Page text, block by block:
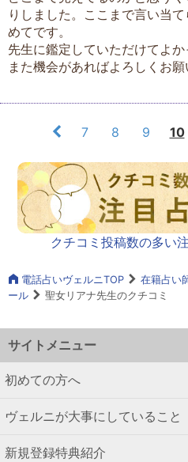
りしました。ここまで言い当
めてです。
先生に鑑定していただけてよか
また機会があればよろしくお願
7 8 9 10
クチコミ投稿数の多い
電話占いヴェルニTOP 在籍占い
ール
聖女リアナ先生のクチコミ
サイトメニュー
初めての方へ
ヴェルニが大事にしていること
新規登録特典紹介